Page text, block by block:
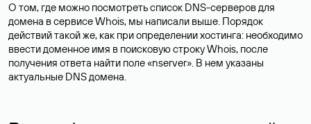
О том, где можно посмотреть список DNS-серверов для
домена в сервисе Whois, мы написали выше. Порядок
действий такой же, как при определении хостинга: необходимо
ввести доменное имя в поисковую строку Whois, после
получения ответа найти поле «nserver». В нем указаны
актуальные DNS домена.